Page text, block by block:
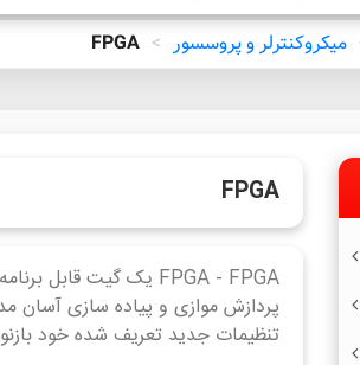
میکروکنترلر و پروسسور >
FPGA
FPGA
تنظیمات جدید تعریف شده خود